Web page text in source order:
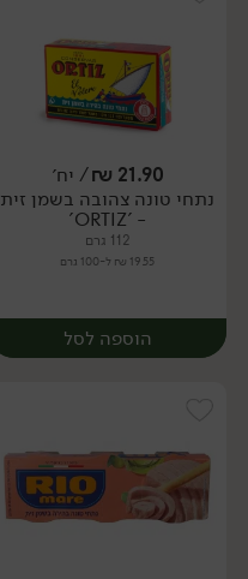
יח׳
21.90
₪/ יח׳
נתחי טונה צהובה בשמן זית
- 'ORTIZ'
112 גרם
19.55 ₪ ל-100 גרם
הוספה לסל